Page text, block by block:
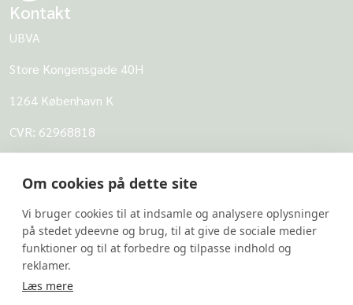
Om cookies på dette site
Vi bruger cookies til at indsamle og analysere oplysninger
på stedet ydeevne og brug, til at give de sociale medier
funktioner og til at forbedre og tilpasse indhold og
reklamer.
Læs mere
Kontakt
UBVA
Store Kongensgade 40H
1264 København K
CVR: 62968818
Om UBVA
Persondatapolitik for UBVA
Disclaimer - Brug af hjemmesiden
Undersider